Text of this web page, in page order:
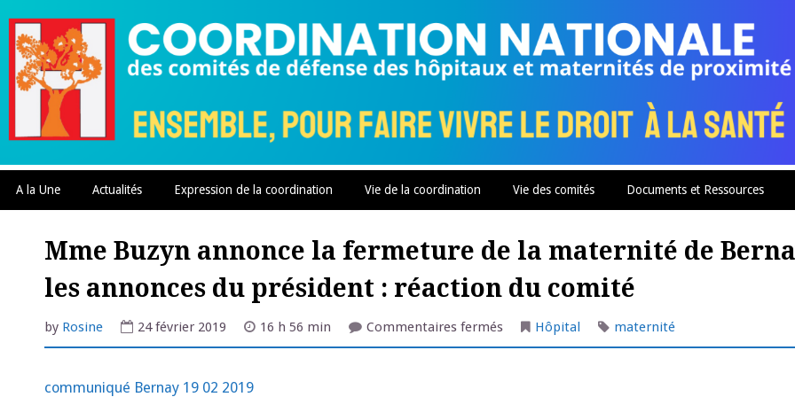
content
A la Une Actualités Expression de la coordination Vie de la coordination Vie des comités Documents et Ressources
Mme Buzyn annonce la fermeture de la maternité de
les annonces du président : réaction du comité
by Rosine 24 février 2019 16 h 56 min Commentaires ferméssur
Buzyn
Hôpital maternité
communiqué Bernay 19 02 2019